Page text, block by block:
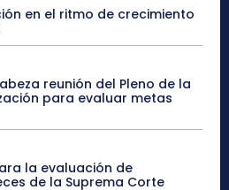
en el ritmo de crecimiento
reunión del Pleno de la
para evaluar metas
la evaluación de
de la Suprema Corte